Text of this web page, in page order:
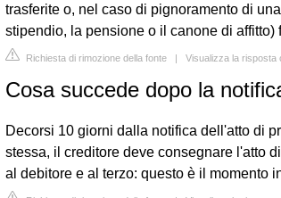
trasferite o, nel caso di pignoramento di
stipendio, la pensione o il canone di
Richiesta di rimozione della fonte | Visualizza la risposta
Cosa succede dopo la
Decorsi 10 giorni dalla notifica dell'atto di
stessa, il creditore deve consegnare l'atto
al debitore e al terzo: questo è il momento